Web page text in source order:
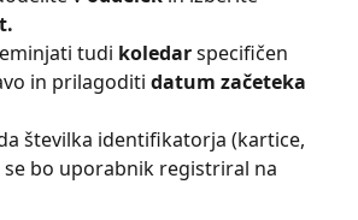
tudi koledar specifičen
in prilagoditi datum začeteka
številka identifikatorja (kartice,
bo uporabnik registriral na